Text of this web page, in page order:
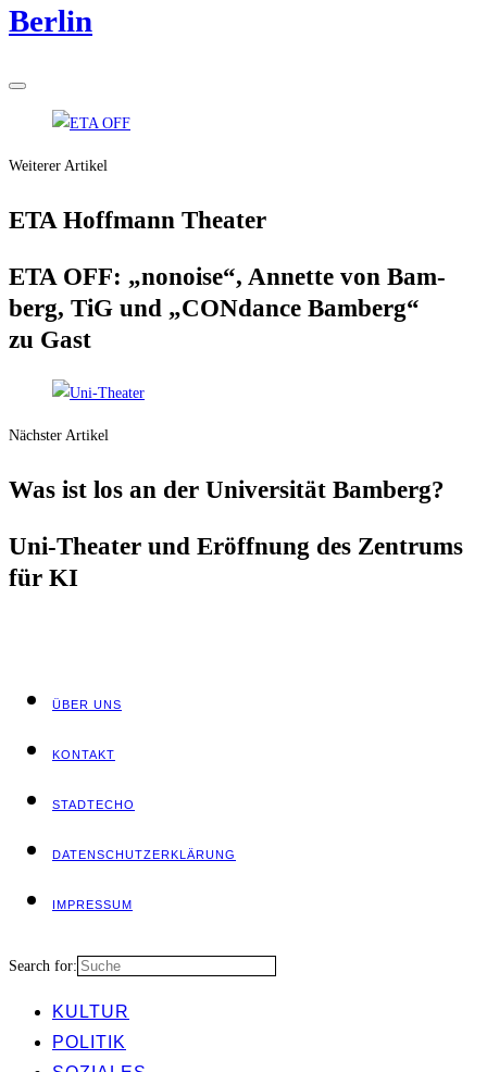
Berlin
Weiterer Artikel
ETA Hoff­mann Theater
ETA OFF: „nonoi­se“, Annet­te von Bam­
berg, TiG und „CONd­ance Bam­berg“
zu Gast
Nächster Artikel
Was ist los an der Uni­ver­si­tät Bamberg?
Uni-Thea­ter und Eröff­nung des Zen­trums
für KI
ÜBER UNS
KON­TAKT
STADT­ECHO
DATEN­SCHUTZ­ER­KLÄ­RUNG
IMPRES­SUM
Search for:
KUL­TUR
POLI­TIK